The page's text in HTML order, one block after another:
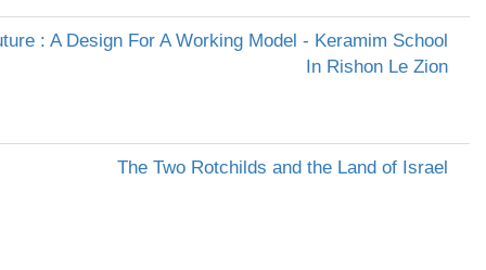
: A Design For A Working Model - Keramim School
In Rishon Le Zion
The Two Rotchilds and the Land of Israel